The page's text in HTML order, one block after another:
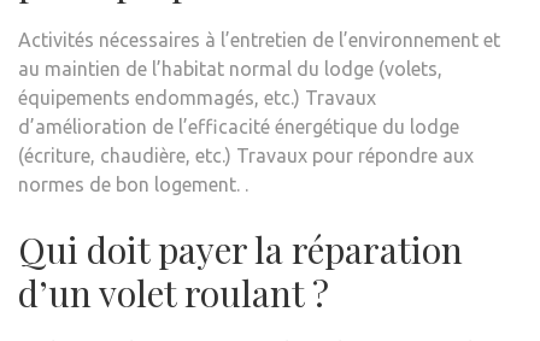
Activités nécessaires à l’entretien de l’environnement et
au maintien de l’habitat normal du lodge (volets,
équipements endommagés, etc.) Travaux
d’amélioration de l’efficacité énergétique du lodge
(écriture, chaudière, etc.) Travaux pour répondre aux
normes de bon logement. .
Qui doit payer la réparation
d’un volet roulant ?